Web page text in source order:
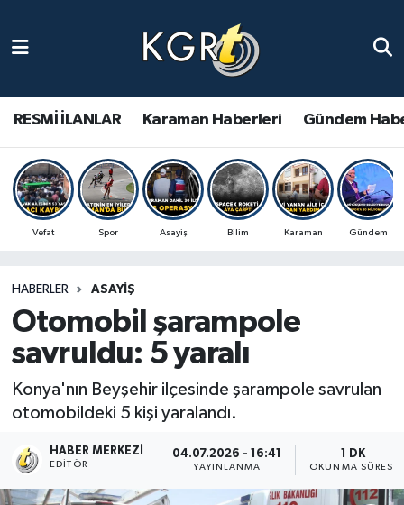
RESMİ İLANLAR Karaman Haberleri Gündem
Vefat Spor Asayiş Bilim Karaman Gündem
HABERLER ASAYIŞ
Otomobil şarampole
savruldu: 5 yaralı
Konya'nın Beyşehir ilçesinde şarampole savrulan
otomobildeki 5 kişi yaralandı.
HABER MERKEZI
EDITÖR
04.07.2026 - 16:41
YAYINLANMA
1 DK
OKUNMA SÜRESI
Gündem Haberleri
Güncel Haberler
Spor Haberleri
Ulusal Haberler
Vefat Edenler